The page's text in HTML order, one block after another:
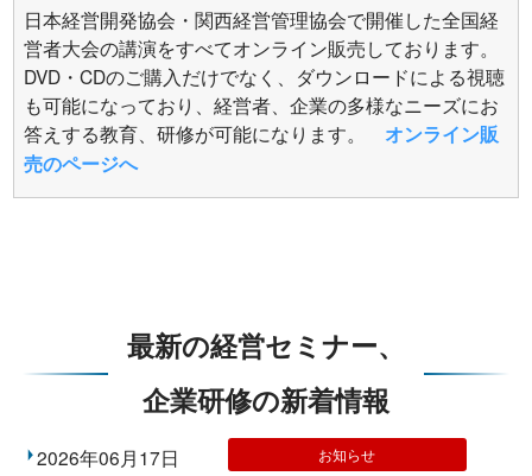
日本経営開発協会・関西経営管理協会で開催した全国経
営者大会の講演をすべてオンライン販売しております。
DVD・CDのご購入だけでなく、ダウンロードによる視聴
も可能になっており、経営者、企業の多様なニーズにお
答えする教育、研修が可能になります。 オンライン販
売のページへ
最新の経営セミナー、
企業研修の新着情報
2026年06月17日 お知らせ